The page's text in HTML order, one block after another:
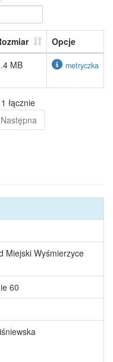
Opcje
MB metryczka
łącznie
Następna
Miejski Wyśmierzyce
60